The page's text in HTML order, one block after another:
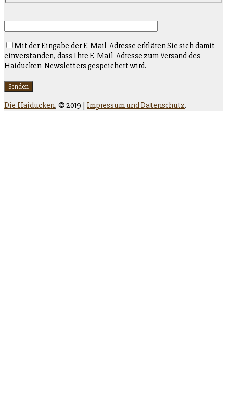
Mit der Eingabe der E-Mail-Adresse erklären Sie sich damit
einverstanden, dass Ihre E-Mail-Adresse zum Versand des
Haiducken-Newsletters gespeichert wird.
Die Haiducken, © 2019 | Impressum und Datenschutz.